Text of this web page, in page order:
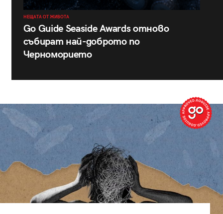
НЕЩАТА ОТ ЖИВОТА
Go Guide Seaside Awards отново
събират най-доброто по
Черноморието